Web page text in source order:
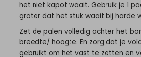
het niet kapot waait. Gebruik je 1
groter dat het stuk waait bij harde
Zet de palen volledig achter het
breedte/ hoogte. En zorg dat je
gebruikt om het vast te zetten en